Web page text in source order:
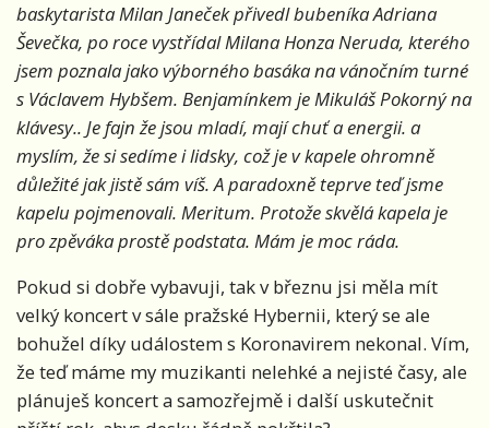
baskytarista Milan Janeček přivedl bubeníka Adriana
Ševečka, po roce vystřídal Milana Honza Neruda, kterého
jsem poznala jako výborného basáka na vánočním turné
s Václavem Hybšem. Benjamínkem je Mikuláš Pokorný na
klávesy.. Je fajn že jsou mladí, mají chuť a energii. a
myslím, že si sedíme i lidsky, což je v kapele ohromně
důležité jak jistě sám víš. A paradoxně teprve teď jsme
kapelu pojmenovali. Meritum. Protože skvělá kapela je
pro zpěváka prostě podstata. Mám je moc ráda.
Pokud si dobře vybavuji, tak v březnu jsi měla mít
velký koncert v sále pražské Hybernii, který se ale
bohužel díky událostem s Koronavirem nekonal. Vím,
že teď máme my muzikanti nelehké a nejisté časy, ale
plánuješ koncert a samozřejmě i další uskutečnit